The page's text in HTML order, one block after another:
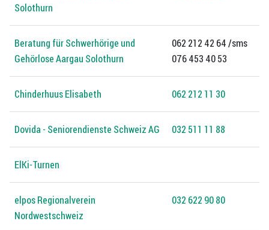
Solothurn
Beratung für Schwerhörige und
Gehörlose Aargau Solothurn
062 212 42 64 /sms
076 453 40 53
Chinderhuus Elisabeth 062 212 11 30
Dovida - Seniorendienste Schweiz AG 032 511 11 88
ElKi-Turnen
elpos Regionalverein
Nordwestschweiz
032 622 90 80